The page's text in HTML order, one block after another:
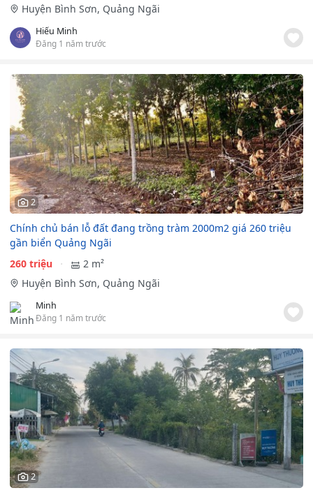
Huyện Bình Sơn, Quảng Ngãi
Hiếu Minh
Đăng 1 năm trước
2
Chính chủ bán lỗ đất đang trồng tràm 2000m2 giá 260 triệu
gần biển Quảng Ngãi
260 triệu
2 m²
Huyện Bình Sơn, Quảng Ngãi
Minh
Đăng 1 năm trước
2